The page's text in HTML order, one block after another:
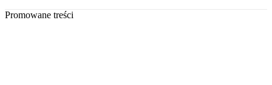
Promowane treści